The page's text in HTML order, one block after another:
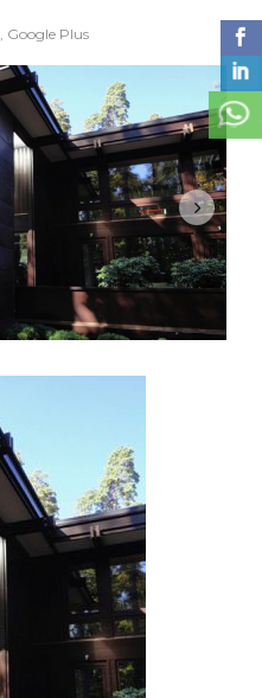
, Google Plus